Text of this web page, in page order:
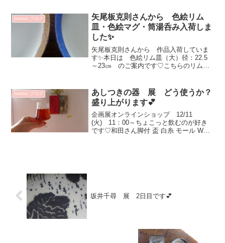
けください☆DMにも使わせていただいた
大皿 「風速 0 m...
bonton.ブログ
矢尾板克則さんから 色絵リム
皿・色絵マグ・筒湯呑み入荷しま
した✨
矢尾板克則さんから 作品入荷していま
す✨本日は 色絵リム皿（大）径：22.5
～23㎝ のご案内です♡こちらのリム
す！ そして裏側は楽しくなるお色なの
です✨メチャメチャ...
bonton.ブログ
あしつきの器 展 どう使うか？
盛り上がります💕
企画展オンラインショップ 12/11
(火) 11：00～ちょこっと飲むのが好き
です♡和田さん脚付 盃 白糸 モール W
坂井千尋 展 2日目です💕